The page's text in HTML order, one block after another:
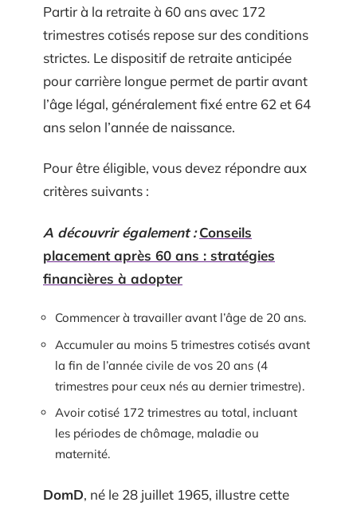
Partir à la retraite à 60 ans avec 172
trimestres cotisés repose sur des conditions
strictes. Le dispositif de retraite anticipée
pour carrière longue permet de partir avant
l’âge légal, généralement fixé entre 62 et 64
ans selon l’année de naissance.
Pour être éligible, vous devez répondre aux
critères suivants :
A découvrir également : Conseils
placement après 60 ans : stratégies
financières à adopter
Commencer à travailler avant l’âge de 20 ans.
Accumuler au moins 5 trimestres cotisés avant
la fin de l’année civile de vos 20 ans (4
trimestres pour ceux nés au dernier trimestre).
Avoir cotisé 172 trimestres au total, incluant
les périodes de chômage, maladie ou
maternité.
DomD, né le 28 juillet 1965, illustre cette